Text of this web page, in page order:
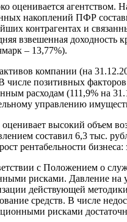
оценивается агентством.
накоплений ПФР
контрагентах и
взвешенная
– 13,77%).
компании (на
позитивных
расходам (111,9% на
управлению
оценивает высокий объем
составил 6,3 тыс.
рентабельности
с Положением о
рисками. Давление на
действующей
средств. В числе
рисками